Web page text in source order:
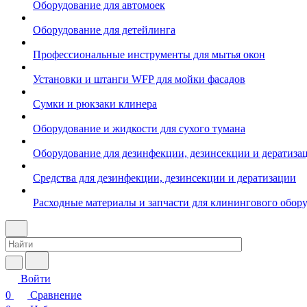
Оборудование для автомоек
Оборудование для детейлинга
Профессиональные инструменты для мытья окон
Установки и штанги WFP для мойки фасадов
Сумки и рюкзаки клинера
Оборудование и жидкости для сухого тумана
Оборудование для дезинфекции, дезинсекции и
Средства для дезинфекции, дезинсекции и дератизации
Расходные материалы и запчасти для клинингового
Войти
0
Сравнение